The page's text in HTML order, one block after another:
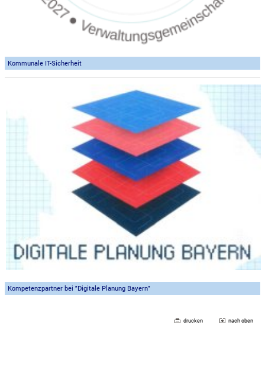
Kommunale IT-Sicherheit
Kompetenzpartner bei "Digitale Planung Bayern"
drucken nach oben